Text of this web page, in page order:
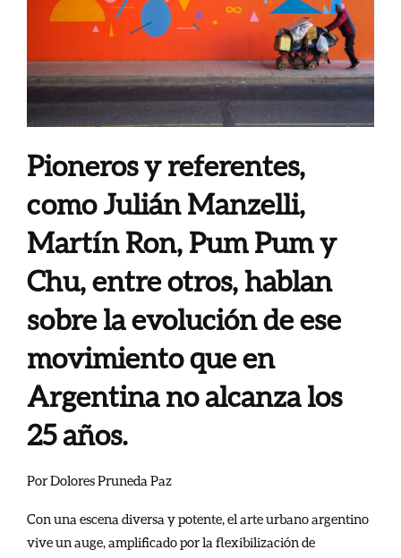
Pioneros y referentes,
como Julián Manzelli,
Martín Ron, Pum Pum y
Chu, entre otros, hablan
sobre la evolución de ese
movimiento que en
Argentina no alcanza los
25 años.
Por Dolores Pruneda Paz
Con una escena diversa y potente, el arte urbano argentino
vive un auge, amplificado por la flexibilización de